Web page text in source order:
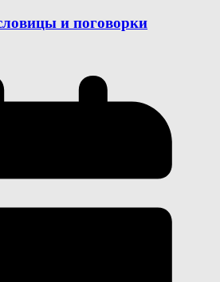
и поговорки